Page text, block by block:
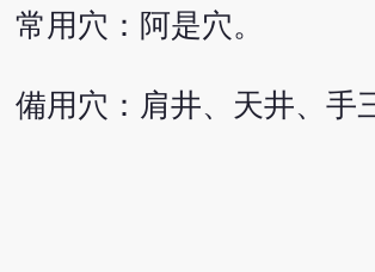
常用穴：阿是穴。
備用穴：肩井、天井、手